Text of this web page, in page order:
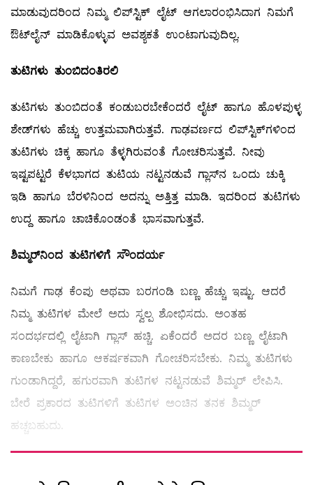
ಮಾಡುವುದರಿಂದ ನಿಮ್ಮ ಲಿಪ್‌ಸ್ಟಿಕ್‌ ಲೈಟ್‌ ಆಗಲಾರಂಭಿಸಿದಾಗ ನಿಮಗೆ
ಔಟ್‌ಲೈನ್‌ ಮಾಡಿಕೊಳ್ಳುವ ಅವಶ್ಯಕತೆ ಉಂಟಾಗುವುದಿಲ್ಲ.
ತುಟಿಗಳು ತುಂಬಿದಂತಿರಲಿ
ತುಟಿಗಳು ತುಂಬಿದಂತೆ ಕಂಡುಬರಬೇಕೆಂದರೆ ಲೈಟ್‌ ಹಾಗೂ ಹೊಳಪುಳ್ಳ
ಶೇಡ್‌ಗಳು ಹೆಚ್ಚು ಉತ್ತಮವಾಗಿರುತ್ತವೆ. ಗಾಢವರ್ಣದ ಲಿಪ್‌ಸ್ಟಿಕ್‌ಗಳಿಂದ
ತುಟಿಗಳು ಚಿಕ್ಕ ಹಾಗೂ ತೆಳ್ಳಗಿರುವಂತೆ ಗೋಚರಿಸುತ್ತವೆ. ನೀವು
ಇಷ್ಟಪಟ್ಟರೆ ಕೆಳಭಾಗದ ತುಟಿಯ ನಟ್ಟನಡುವೆ ಗ್ಲಾಸ್‌ನ ಒಂದು ಚುಕ್ಕಿ
ಇಡಿ ಹಾಗೂ ಬೆರಳಿನಿಂದ ಅದನ್ನು ಅತ್ತಿತ್ತ ಮಾಡಿ. ಇದರಿಂದ ತುಟಿಗಳು
ಉದ್ದ ಹಾಗೂ ಚಾಚಿಕೊಂಡಂತೆ ಭಾಸವಾಗುತ್ತವೆ.
ಶಿಮ್ಮರ್ನಿಂದ ತುಟಿಗಳಿಗೆ ಸೌಂದರ್ಯ
ನಿಮಗೆ ಗಾಢ ಕೆಂಪು ಅಥವಾ ಬರಗಂಡಿ ಬಣ್ಣ ಹೆಚ್ಚು ಇಷ್ಟು. ಆದರೆ
ನಿಮ್ಮ ತುಟಿಗಳ ಮೇಲೆ ಅದು ಸ್ವಲ್ಪ ಶೋಭಿಸದು. ಅಂತಹ
ಸಂದರ್ಭದಲ್ಲಿ ಲೈಟಾಗಿ ಗ್ಲಾಸ್‌ ಹಚ್ಚಿ. ಏಕೆಂದರೆ ಅದರ ಬಣ್ಣ ಲೈಟಾಗಿ
ಕಾಣಬೇಕು ಹಾಗೂ ಆಕರ್ಷಕವಾಗಿ ಗೋಚರಿಸಬೇಕು. ನಿಮ್ಮ ತುಟಿಗಳು
ಗುಂಡಾಗಿದ್ದರೆ, ಹಗುರವಾಗಿ ತುಟಿಗಳ ನಟ್ಟನಡುವೆ ಶಿಮ್ಮರ್‌ ಲೇಪಿಸಿ.
ಬೇರೆ ಪ್ರಕಾರದ ತುಟಿಗಳಿಗೆ ತುಟಿಗಳ ಅಂಚಿನ ತನಕ ಶಿಮ್ಮರ್‌
ಹಚ್ಚಬಹುದು.